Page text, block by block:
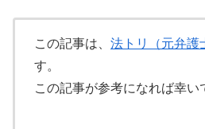
この記事は、 法トリ（元弁護
す。
この記事が参考になれば幸い